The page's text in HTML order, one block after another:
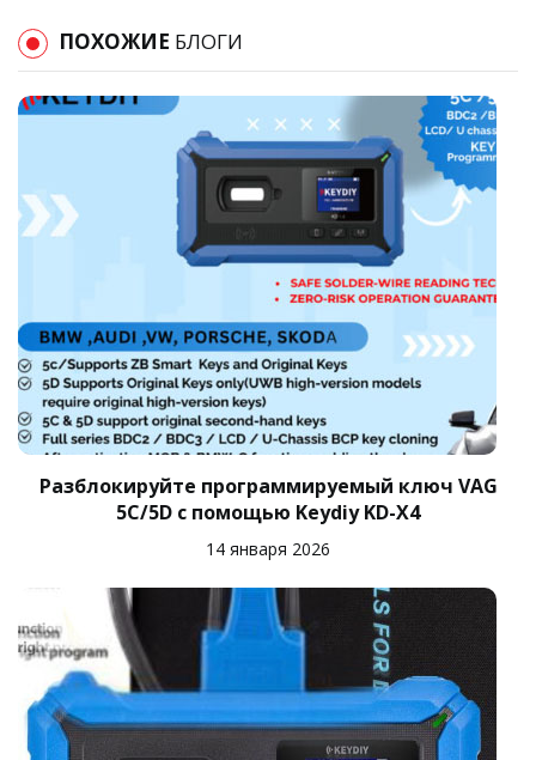
ПОХОЖИЕ БЛОГИ
Разблокируйте программируемый ключ VAG
5C/5D с помощью Keydiy KD-X4
14 января 2026